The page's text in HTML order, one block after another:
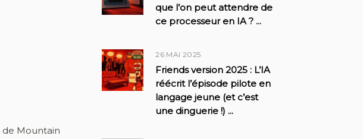
de Mountain
que l’on peut attendre de
ce processeur en IA ? ...
26 MAI 2025
Friends version 2025 : L’IA
réécrit l’épisode pilote en
langage jeune (et c’est
une dinguerie !) ...